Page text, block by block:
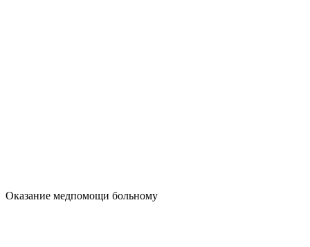
Оказание медпомощи больному